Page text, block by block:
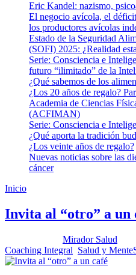
Eric Kandel: nazismo,
El negocio avícola, el
los productores avícolas
Estado de la Seguridad
(SOFI) 2025: ¿Realidad
Serie: Consciencia e
futuro “ilimitado” de la
¿Qué sabemos de los
¿Los 20 años de regalo?
Academia de Ciencias
(ACFIMAN)
Serie: Consciencia e
¿Qué aporta la tradición
¿Los veinte años de regalo?
Nuevas noticias sobre las
cáncer
Inicio
Invita al “otro” a un
Mirador Salud
Coaching Integral Salud y Mente